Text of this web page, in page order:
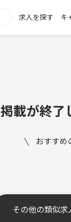
求人を探す キ
掲載が終了
おすすめ
その他の類似